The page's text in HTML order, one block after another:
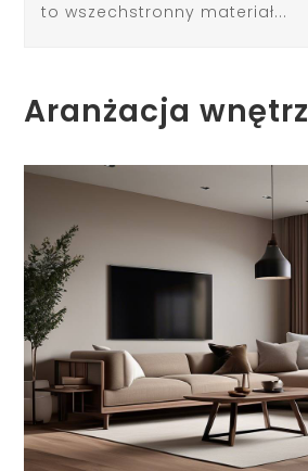
to wszechstronny materiał...
Aranżacja wnętrz